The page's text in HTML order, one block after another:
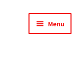
Menu